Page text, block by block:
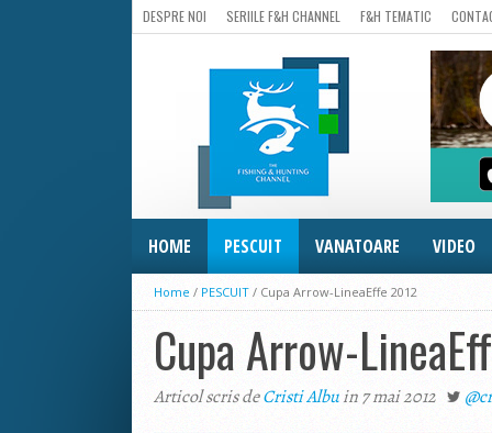
DESPRE NOI SERIILE F&H CHANNEL F&H TEMATIC
HOME PESCUIT VANATOARE VIDEO
Home / PESCUIT / Cupa Arrow-LineaEffe 2012
Cupa Arrow-
Articol scris deCristi Albuin 7 mai 2012